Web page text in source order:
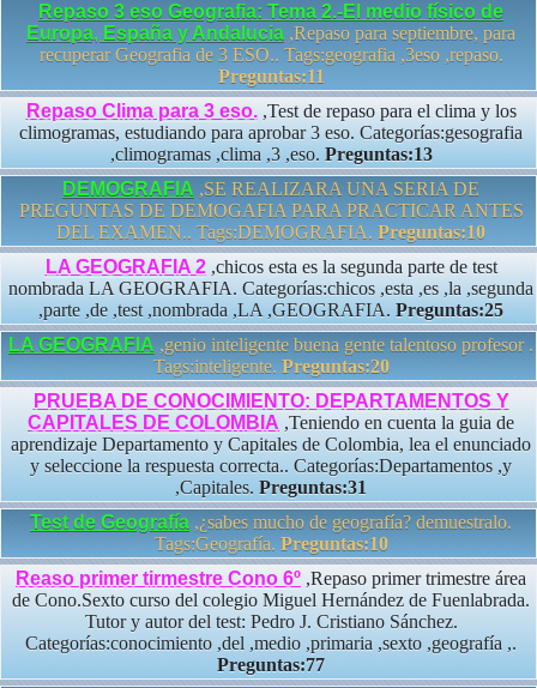
Repaso 3 eso Geografia: Tema 2.-El medio físico de
Europa, España y Andalucia ,Repaso para septiembre, para
recuperar Geografia de 3 ESO.. Tags:geografia ,3eso ,repaso.
Preguntas:11
Repaso Clima para 3 eso.,Test de repaso para el clima y los
climogramas, estudiando para aprobar 3 eso. Categorías:gesografia
,climogramas ,clima ,3 ,eso. Preguntas:13
DEMOGRAFIA ,SE REALIZARA UNA SERIA DE
PREGUNTAS DE DEMOGAFIA PARA PRACTICAR ANTES
DEL EXAMEN.. Tags:DEMOGRAFIA. Preguntas:10
LA GEOGRAFIA 2,chicos esta es la segunda parte de test
nombrada LA GEOGRAFIA. Categorías:chicos ,esta ,es ,la ,segunda
,parte ,de ,test ,nombrada ,LA ,GEOGRAFIA. Preguntas:25
LA GEOGRAFIA ,genio inteligente buena gente talentoso profesor .
Tags:inteligente. Preguntas:20
PRUEBA DE CONOCIMIENTO: DEPARTAMENTOS Y
CAPITALES DE COLOMBIA ,Teniendo en cuenta la guia de
aprendizaje Departamento y Capitales de Colombia, lea el enunciado
y seleccione la respuesta correcta.. Categorías:Departamentos ,y
,Capitales. Preguntas:31
Test de Geografía ,¿sabes mucho de geografía? demuestralo.
Tags:Geografía. Preguntas:10
Reaso primer tirmestre Cono 6º ,Repaso primer trimestre área
de Cono.Sexto curso del colegio Miguel Hernández de Fuenlabrada.
Tutor y autor del test: Pedro J. Cristiano Sánchez.
Categorías:conocimiento ,del ,medio ,primaria ,sexto ,geografía ,.
Preguntas:77